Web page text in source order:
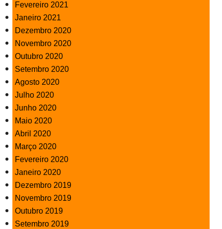
Fevereiro 2021
Janeiro 2021
Dezembro 2020
Novembro 2020
Outubro 2020
Setembro 2020
Agosto 2020
Julho 2020
Junho 2020
Maio 2020
Abril 2020
Março 2020
Fevereiro 2020
Janeiro 2020
Dezembro 2019
Novembro 2019
Outubro 2019
Setembro 2019